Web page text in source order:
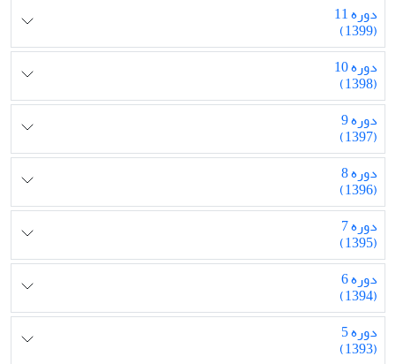
دوره 11
(1399)
دوره 10
(1398)
دوره 9
(1397)
دوره 8
(1396)
دوره 7
(1395)
دوره 6
(1394)
دوره 5
(1393)